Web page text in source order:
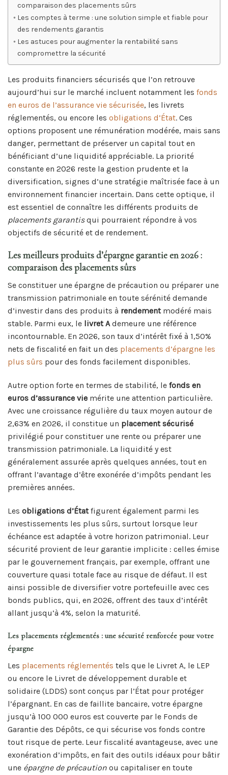
comparaison des placements sûrs
Les comptes à terme : une solution simple et fiable pour
des rendements garantis
Les astuces pour augmenter la rentabilité sans
compromettre la sécurité
Les produits financiers sécurisés que l’on retrouve
aujourd’hui sur le marché incluent notamment les fonds
en euros de l’assurance vie sécurisée, les livrets
réglementés, ou encore les obligations d’État. Ces
options proposent une rémunération modérée, mais sans
danger, permettant de préserver un capital tout en
bénéficiant d’une liquidité appréciable. La priorité
constante en 2026 reste la gestion prudente et la
diversification, signes d’une stratégie maîtrisée face à un
environnement financier incertain. Dans cette optique, il
est essentiel de connaître les différents produits de
placements garantisqui pourraient répondre à vos
objectifs de sécurité et de rendement.
Les meilleurs produits d’épargne garantie en 2026 :
comparaison des placements sûrs
Se constituer une épargne de précaution ou préparer une
transmission patrimoniale en toute sérénité demande
d’investir dans des produits à rendementmodéré mais
stable. Parmi eux, le livret Ademeure une référence
incontournable. En 2026, son taux d’intérêt fixé à 1,50%
nets de fiscalité en fait un des placements d’épargne les
plus sûrs pour des fonds facilement disponibles.
Autre option forte en termes de stabilité, le fonds en
euros d’assurance vie mérite une attention particulière.
Avec une croissance régulière du taux moyen autour de
2,63% en 2026, il constitue un placement sécurisé
privilégié pour constituer une rente ou préparer une
transmission patrimoniale. La liquidité y est
généralement assurée après quelques années, tout en
offrant l’avantage d’être exonérée d’impôts pendant les
premières années.
Les obligations d’Étatfigurent également parmi les
investissements les plus sûrs, surtout lorsque leur
échéance est adaptée à votre horizon patrimonial. Leur
sécurité provient de leur garantie implicite : celles émise
par le gouvernement français, par exemple, offrant une
couverture quasi totale face au risque de défaut. Il est
ainsi possible de diversifier votre portefeuille avec ces
bonds publics, qui, en 2026, offrent des taux d’intérêt
allant jusqu’à 4%, selon la maturité.
Les placements réglementés : une sécurité renforcée pour votre
épargne
Les placements réglementés tels que le Livret A, le LEP
ou encore le Livret de développement durable et
solidaire (LDDS) sont conçus par l’État pour protéger
l’épargnant. En cas de faillite bancaire, votre épargne
jusqu’à 100 000 euros est couverte par le Fonds de
Garantie des Dépôts, ce qui sécurise vos fonds contre
tout risque de perte. Leur fiscalité avantageuse, avec une
exonération d’impôts, en fait des outils idéaux pour bâtir
une épargne de précaution ou capitaliser en toute